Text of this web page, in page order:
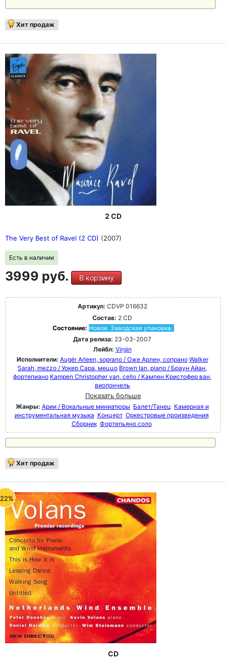
Хит продаж
2 CD
The Very Best of Ravel (2 CD) (2007)
Есть в наличии
3999 руб. В корзину
Артикул: CDVP 016632
Состав: 2 CD
Состояние: Новое. Заводская упаковка.
Дата релиза: 23-03-2007
Лейбл: Virgin
Исполнители: Augér Arleen, soprano / Оже Арлен, сопрано Walker
Sarah, mezzo / Уокер Сара, меццо Brown Ian, piano / Браун Айан,
фортепиано Kampen Christopher van, cello / Кампен Кристофер ван,
виолончель
Показать больше
Жанры: Арии / Вокальные миниатюры Балет/Танец Камерная и
инструментальная музыка Концерт Оркестровые произведения
Сборник Фортепьяно соло
Хит продаж
CD